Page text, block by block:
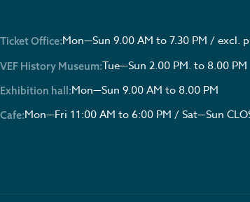
Ticket Office:Mon—Sun 9.00 AM to 7.30 PM / excl.
VEF History Museum:Tue—Sun 2.00 PM. to 8.00 PM
Exhibition hall:Mon—Sun 9.00 AM to 8.00 PM
Cafe:Mon—Fri 11:00 AM to 6:00 PM / Sat—Sun